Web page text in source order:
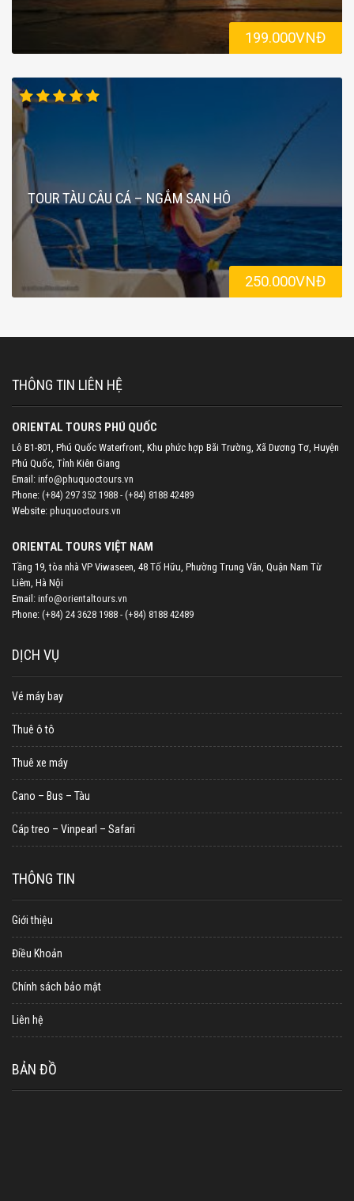
199.000VNĐ
TOUR TÀU CÂU CÁ – NGẮM SAN HÔ
250.000VNĐ
THÔNG TIN LIÊN HỆ
ORIENTAL TOURS PHÚ QUỐC
Lô B1-801, Phú Quốc Waterfront, Khu phức hợp Bãi Trường, Xã Dương Tơ, Huyện
Phú Quốc, Tỉnh Kiên Giang
Email: info@phuquoctours.vn
Phone: (+84) 297 352 1988 - (+84) 8188 42489
Website: phuquoctours.vn
ORIENTAL TOURS VIỆT NAM
Tầng 19, tòa nhà VP Viwaseen, 48 Tố Hữu, Phường Trung Văn, Quận Nam Từ
Liêm, Hà Nội
Email: info@orientaltours.vn
Phone: (+84) 24 3628 1988 - (+84) 8188 42489
DỊCH VỤ
Vé máy bay
Thuê ô tô
Thuê xe máy
Cano – Bus – Tàu
Cáp treo – Vinpearl – Safari
THÔNG TIN
Giới thiệu
Điều Khoản
Chính sách bảo mật
Liên hệ
BẢN ĐỒ